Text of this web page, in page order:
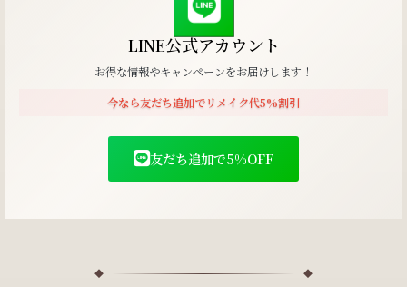
LINE公式アカウント
お得な情報やキャンペーンをお届けします！
今なら友だち追加でリメイク代5%割引
友だち追加で5%OFF